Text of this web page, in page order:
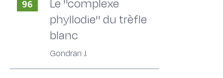
96
Le ''complexe
phyllodie'' du trèfle
blanc
Gondran J.